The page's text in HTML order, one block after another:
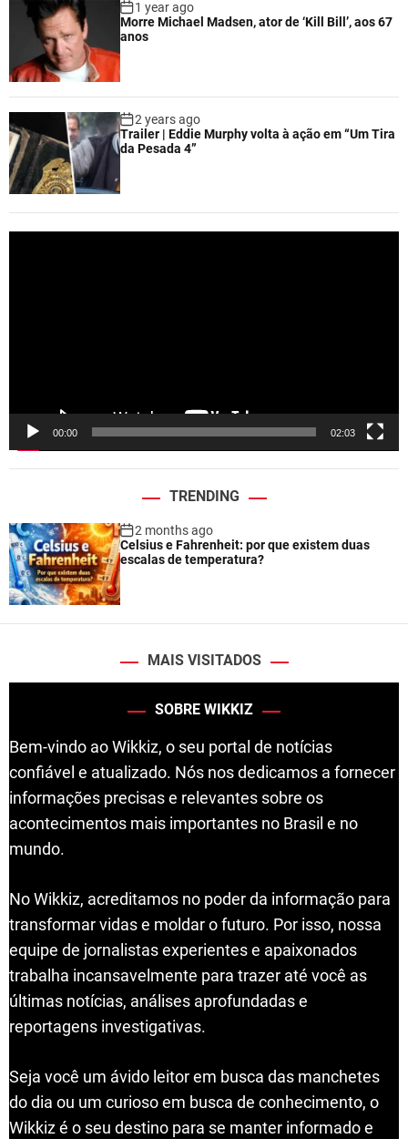
1 year ago
Morre Michael Madsen, ator de ‘Kill Bill’, aos 67
anos
2 years ago
Trailer | Eddie Murphy volta à ação em “Um Tira
da Pesada 4”
00:00 02:03
TRENDING
2 months ago
Celsius e Fahrenheit: por que existem duas
escalas de temperatura?
MAIS VISITADOS
SOBRE WIKKIZ
Bem-vindo ao Wikkiz, o seu portal de notícias
confiável e atualizado. Nós nos dedicamos a fornecer
informações precisas e relevantes sobre os
acontecimentos mais importantes no Brasil e no
mundo.
No Wikkiz, acreditamos no poder da informação para
transformar vidas e moldar o futuro. Por isso, nossa
equipe de jornalistas experientes e apaixonados
trabalha incansavelmente para trazer até você as
últimas notícias, análises aprofundadas e
reportagens investigativas.
Seja você um ávido leitor em busca das manchetes
do dia ou um curioso em busca de conhecimento, o
Wikkiz é o seu destino para se manter informado e